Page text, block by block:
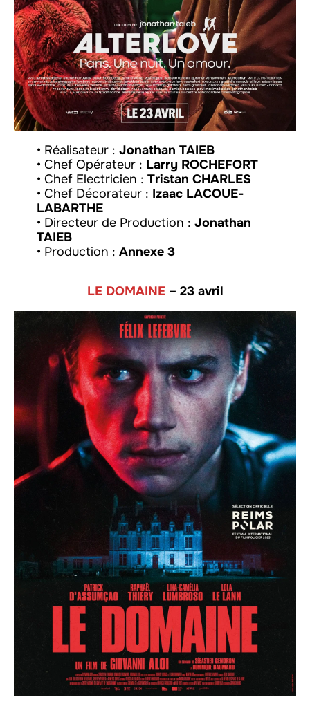
• Réalisateur : Jonathan TAIEB
• Chef Opérateur : Larry ROCHEFORT
• Chef Electricien : Tristan CHARLES
• Chef Décorateur : Izaac LACOUE-
LABARTHE
• Directeur de Production : Jonathan
TAIEB
• Production : Annexe 3
LE DOMAINE– 23 avril